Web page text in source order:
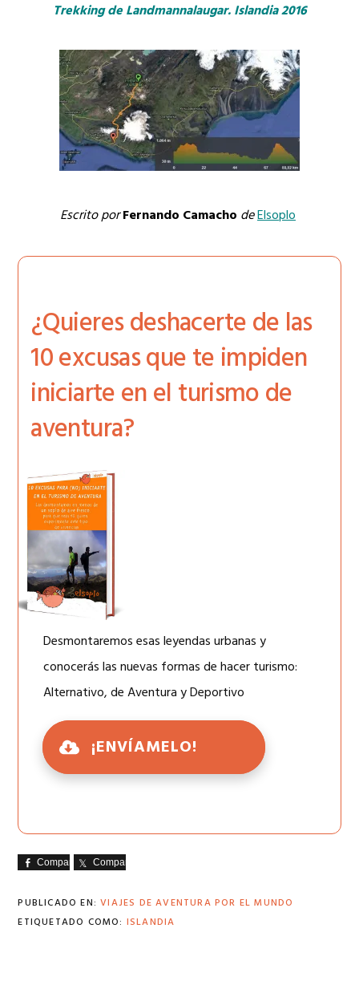
Trekking de Landmannalaugar. Islandia 2016
Escrito porFernando Camacho deElsoplo
¿Quieres deshacerte de las
10 excusas que te impiden
iniciarte en el turismo de
aventura?
Desmontaremos esas leyendas urbanas y
conocerás las nuevas formas de hacer turismo:
Alternativo, de Aventura y Deportivo
¡ENVÍAMELO!
Comparte Comparte
PUBLICADO EN:VIAJES DE AVENTURA POR EL MUNDO
ETIQUETADO COMO: ISLANDIA